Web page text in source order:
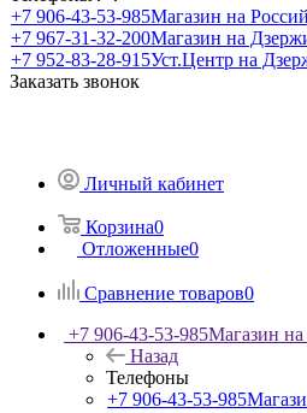
+7 906-43-53-985Магазин на
+7 967-31-32-200Магазин на
+7 952-83-28-915Уст.Центр на
Заказать звонок
Личный кабинет
Корзина0
Отложенные0
Сравнение товаров0
+7 906-43-53-985Магазин на
Назад
Телефоны
+7 906-43-53-985